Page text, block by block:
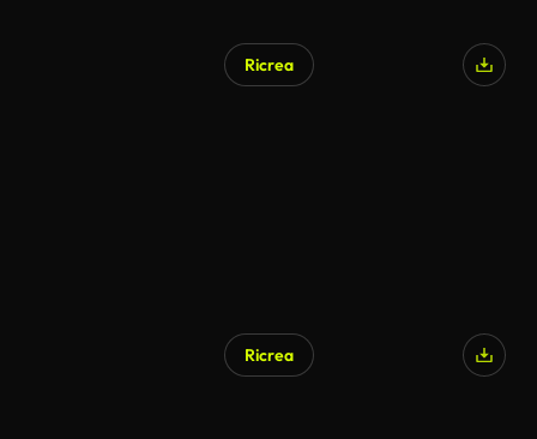
Ricrea
Ricrea